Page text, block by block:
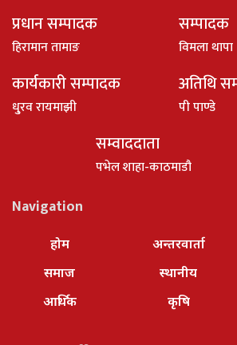
प्रधान सम्पादक
हिरामान तामाङ
सम्पादक
विमला थापा
कार्यकारी सम्पादक
धु्रव रायमाझी
अतिथि
पी पाण्डे
सम्वाददाता
पभेल शाहा-काठमाडौ
Navigation
होम
समाज
आर्थिक
अन्तरवार्ता
स्थानीय
कृषि